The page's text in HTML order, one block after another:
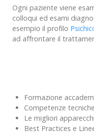
Ogni paziente viene
colloqui ed esami
esempio il profilo
ad affrontare il
Formazione
Competenze
Le migliori
Best Practices e